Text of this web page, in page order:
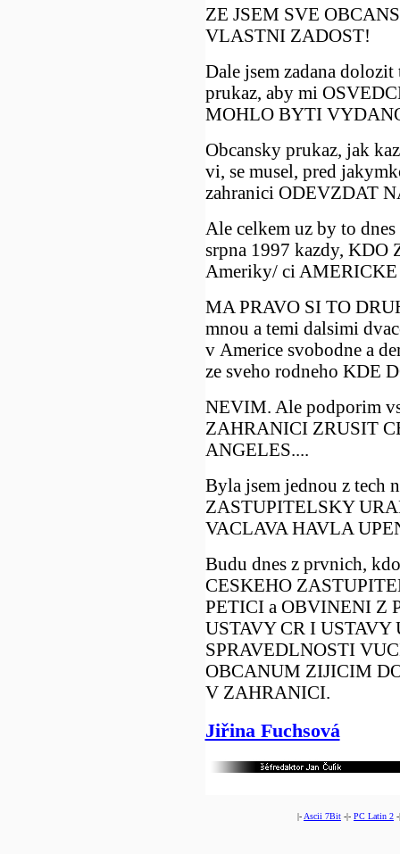
ZE JSEM SVE
VLASTNI ZADOST!
Dale jsem zadana
prukaz, aby mi
MOHLO BYTI
Obcansky prukaz, jak
vi, se musel, pred
zahranici ODEVZDAT
Ale celkem uz by to
srpna 1997 kazdy,
Ameriky/ ci AMERICKE
MA PRAVO SI TO
mnou a temi dalsimi
v Americe svobodne a
ze sveho rodneho KDE
NEVIM. Ale podporim
ZAHRANICI ZRUSIT
ANGELES....
Byla jsem jednou z tech
ZASTUPITELSKY
VACLAVA HAVLA
Budu dnes z prvnich,
CESKEHO
PETICI a OBVINENI Z
USTAVY CR I
SPRAVEDLNOSTI
OBCANUM ZIJICIM
V ZAHRANICI.
Jiřina Fuchsová
|- Ascii 7Bit -|- PC Latin 2